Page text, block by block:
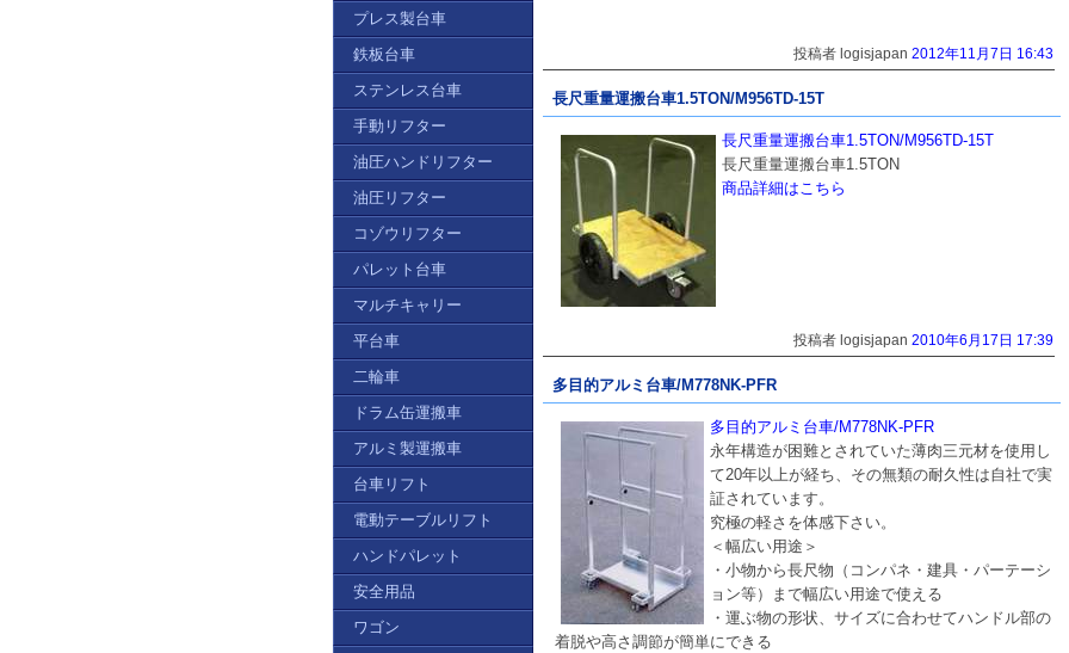
投稿者 logisjapan 2012年11月7日 16:43
長尺重量運搬台車1.5TON/M956TD-15T
長尺重量運搬台車1.5TON/M956TD-15T
長尺重量運搬台車1.5TON
商品詳細はこちら
投稿者 logisjapan 2010年6月17日 17:39
多目的アルミ台車/M778NK-PFR
多目的アルミ台車/M778NK-PFR
永年構造が困難とされていた薄肉三元材を使用し
て20年以上が経ち、その無類の耐久性は自社で実
証されています。
究極の軽さを体感下さい。
＜幅広い用途＞
・小物から長尺物（コンパネ・建具・パーテーシ
ョン等）まで幅広い用途で使える
・運ぶ物の形状、サイズに合わせてハンドル部の
着脱や高さ調節が簡単にできる
プレス製台車
鉄板台車
ステンレス台車
手動リフター
油圧ハンドリフター
油圧リフター
コゾウリフター
パレット台車
マルチキャリー
平台車
二輪車
ドラム缶運搬車
アルミ製運搬車
台車リフト
電動テーブルリフト
ハンドパレット
安全用品
ワゴン